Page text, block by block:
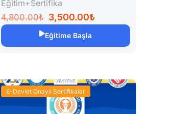
Eğitim+Sertifika
4,800.00₺ 3,500.00₺
Eğitime Başla
E-Devlet Onaylı Sertifikalar